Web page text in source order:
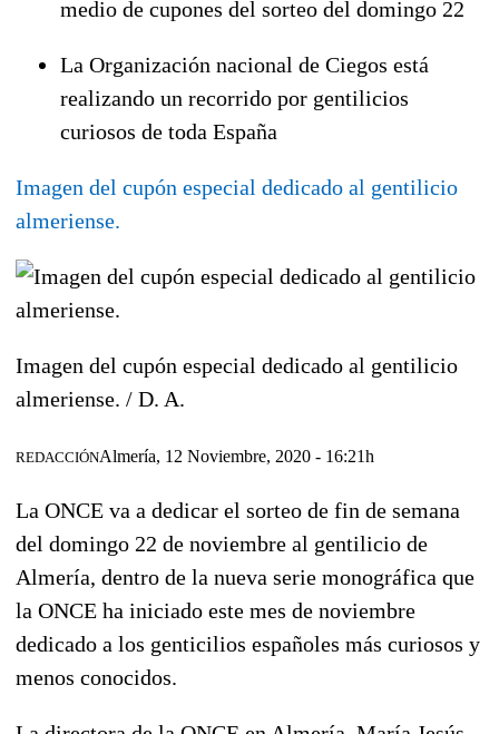
medio de cupones del sorteo del domingo 22
La Organización nacional de Ciegos está
realizando un recorrido por gentilicios
curiosos de toda España
Imagen del cupón especial dedicado al gentilicio
almeriense.
Imagen del cupón especial dedicado al gentilicio
almeriense. / D. A.
REDACCIÓNAlmería, 12 Noviembre, 2020 - 16:21h
La ONCE va a dedicar el sorteo de fin de semana
del domingo 22 de noviembre al gentilicio de
Almería, dentro de la nueva serie monográfica que
la ONCE ha iniciado este mes de noviembre
dedicado a los genticilios españoles más curiosos y
menos conocidos.